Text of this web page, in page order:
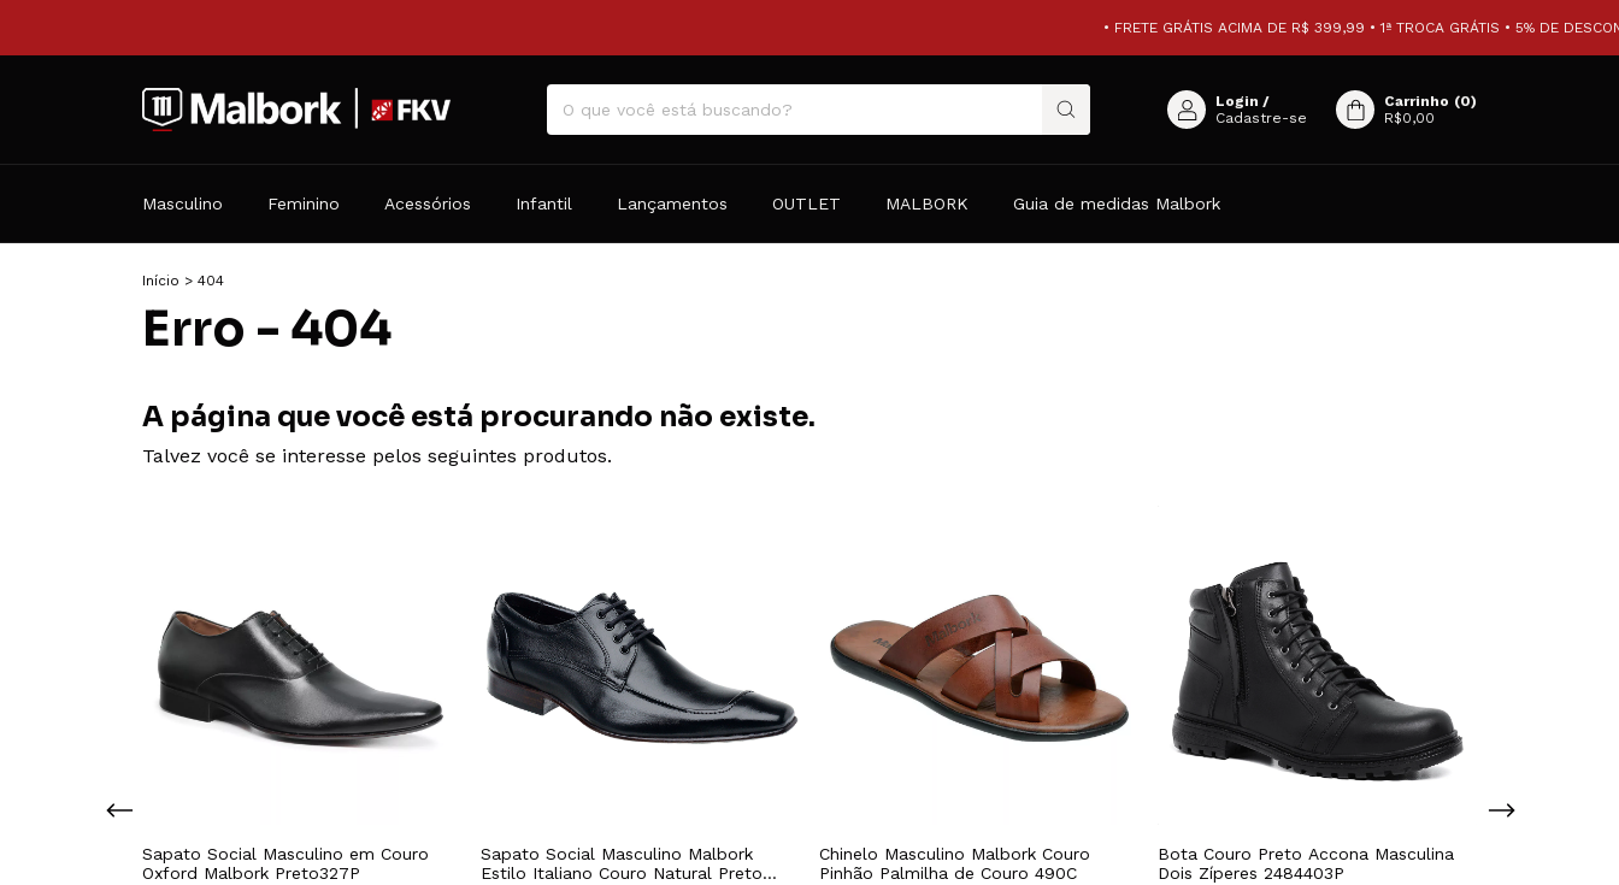
• FRETE GRÁTIS ACIMA DE R$ 399,99 • 1ª TROCA GRÁTIS • 5% DE
Login /
Cadastre-se
Carrinho (0)
R$0,00
Masculino Feminino Acessórios Infantil Lançamentos OUTLET MALBORK Guia de medidas Malbork
Início > 404
Erro - 404
A página que você está procurando não existe.
Talvez você se interesse pelos seguintes produtos.
Sapato Social Masculino em Couro
Oxford Malbork Preto327P
Sapato Social Masculino Malbork
Estilo Italiano Couro Natural Preto
Chinelo Masculino Malbork Couro
Pinhão Palmilha de Couro 490C
Bota Couro Preto Accona Masculina
Dois Zíperes 2484403P